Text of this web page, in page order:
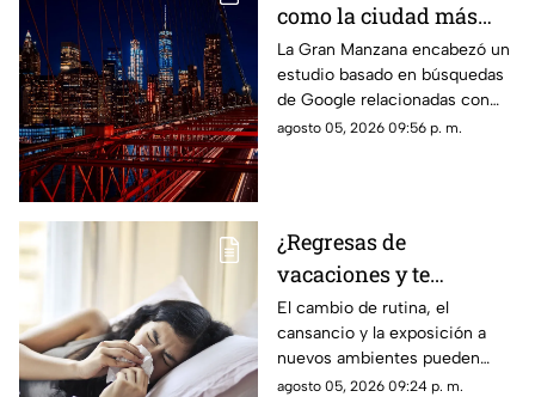
como la ciudad más
romántica de Estados
Unidos
La Gran Manzana encabezó un
estudio basado en búsquedas
de Google relacionadas con
citas, restaurantes, propuestas
agosto 05, 2026 09:56 p. m.
¿Regresas de
vacaciones y te
enfermas? Estas son
las razones
El cambio de rutina, el
cansancio y la exposición a
nuevos ambientes pueden
afectar al organismo justo al
agosto 05, 2026 09:24 p. m.